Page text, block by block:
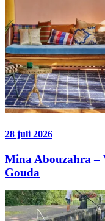
28 juli 2026
Mina Abouzahra –
Gouda